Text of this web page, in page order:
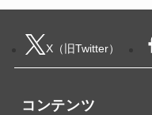
X（旧Twitter）
コンテンツ